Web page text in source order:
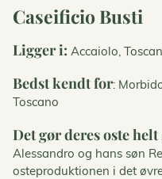
Caseificio Busti
Ligger i: Accaiolo,
Bedst kendt for:
Toscano
Det gør deres oste
Alessandro og hans søn
osteproduktionen i det